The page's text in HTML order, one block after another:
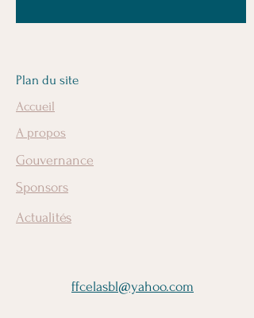
Plan du site
Accueil
A propos
Gouvernance
Sponsors
Actualités
ffcelasbl@yahoo.com